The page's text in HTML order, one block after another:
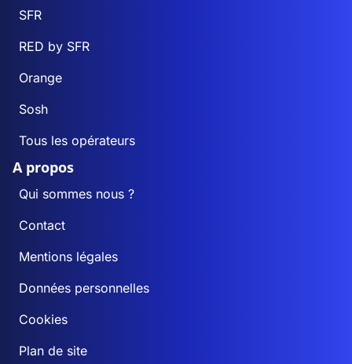
SFR
RED by SFR
Orange
Sosh
Tous les opérateurs
A propos
Qui sommes nous ?
Contact
Mentions légales
Données personnelles
Cookies
Plan de site